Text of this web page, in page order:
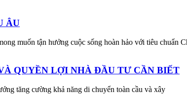
ÂU
muốn tận hưởng cuộc sống hoàn hảo với tiêu chuẩn
QUYỀN LỢI NHÀ ĐẦU TƯ CẦN BIẾT
tăng cường khả năng di chuyển toàn cầu và xây